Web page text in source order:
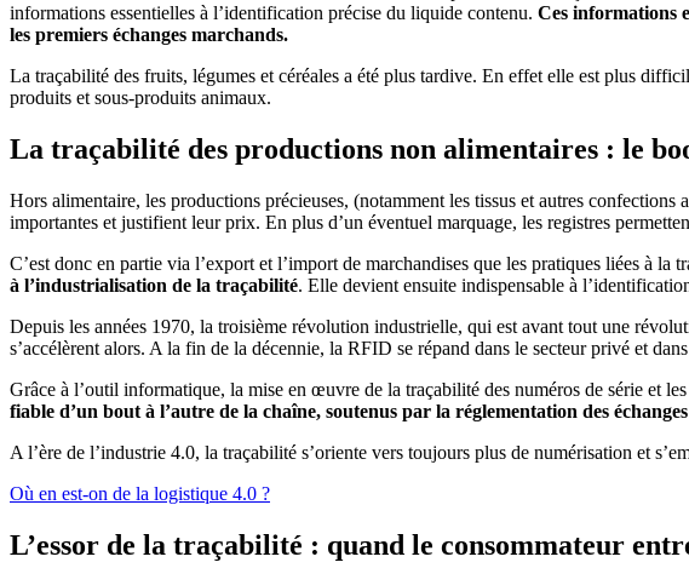
informations essentielles à l’identification précise du liquide contenu. Ces informations
les premiers échanges marchands.
La traçabilité des fruits, légumes et céréales a été plus tardive. En effet elle est plus
produits et sous-produits animaux.
La traçabilité des productions non alimentaires : le
Hors alimentaire, les productions précieuses, (notamment les tissus et autres
importantes et justifient leur prix. En plus d’un éventuel marquage, les registres
C’est donc en partie via l’export et l’import de marchandises que les pratiques liées à la
à l’industrialisation de la traçabilité. Elle devient ensuite indispensable à
Depuis les années 1970, la troisième révolution industrielle, qui est avant tout une
s’accélèrent alors. A la fin de la décennie, la RFID se répand dans le secteur privé et
Grâce à l’outil informatique, la mise en œuvre de la traçabilité des numéros de série et
fiable d’un bout à l’autre de la chaîne, soutenus par la réglementation des
A l’ère de l’industrie 4.0, la traçabilité s’oriente vers toujours plus de numérisation et
Où en est-on de la logistique 4.0 ?
L’essor de la traçabilité : quand le consommateur